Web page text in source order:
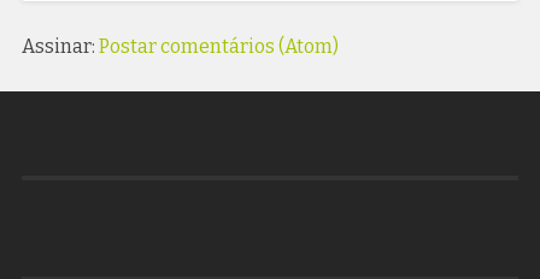
Assinar: Postar comentários (Atom)